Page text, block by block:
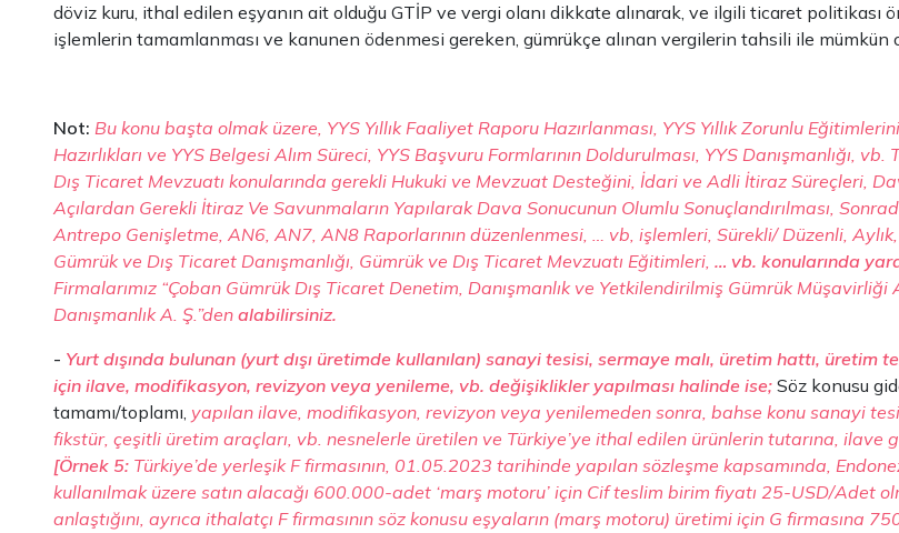
döviz kuru, ithal edilen eşyanın ait olduğu GTİP ve vergi olanı dikkate alınarak, ve ilgili ticaret
işlemlerin tamamlanması ve kanunen ödenmesi gereken, gümrükçe alınan vergilerin tahsili ile mümkün
Not: Bu konu başta olmak üzere, YYS Yıllık Faaliyet Raporu Hazırlanması, YYS Yıllık Zorunlu
Hazırlıkları ve YYS Belgesi Alım Süreci, YYS Başvuru Formlarının Doldurulması, YYS Danışmanlığı,
Dış Ticaret Mevzuatı konularında gerekli Hukuki ve Mevzuat Desteğini, İdari ve Adli İtiraz Süreçleri,
Açılardan Gerekli İtiraz Ve Savunmaların Yapılarak Dava Sonucunun Olumlu Sonuçlandırılması,
Antrepo Genişletme, AN6, AN7, AN8 Raporlarının düzenlenmesi, … vb, işlemleri, Sürekli/ Düzenli, Aylık,
Gümrük ve Dış Ticaret Danışmanlığı, Gümrük ve Dış Ticaret Mevzuatı Eğitimleri, … vb. konularında
Firmalarımız “Çoban Gümrük Dış Ticaret Denetim, Danışmanlık ve Yetkilendirilmiş Gümrük Müşavirliği
Danışmanlık A. Ş.”den alabilirsiniz.
- Yurt dışında bulunan (yurt dışı üretimde kullanılan) sanayi tesisi, sermaye malı, üretim hattı,
için ilave, modifikasyon, revizyon veya yenileme, vb. değişiklikler yapılması halinde ise; Söz konusu
tamamı/toplamı, yapılan ilave, modifikasyon, revizyon veya yenilemeden sonra, bahse konu sanayi
fikstür, çeşitli üretim araçları, vb. nesnelerle üretilen ve Türkiye’ye ithal edilen ürünlerin tutarına, ilave
[Örnek 5: Türkiye’de yerleşik F firmasının, 01.05.2023 tarihinde yapılan sözleşme kapsamında,
kullanılmak üzere satın alacağı 600.000-adet ‘marş motoru’ için Cif teslim birim fiyatı 25-USD/Adet
anlaştığını, ayrıca ithalatçı F firmasının söz konusu eşyaların (marş motoru) üretimi için G firmasına